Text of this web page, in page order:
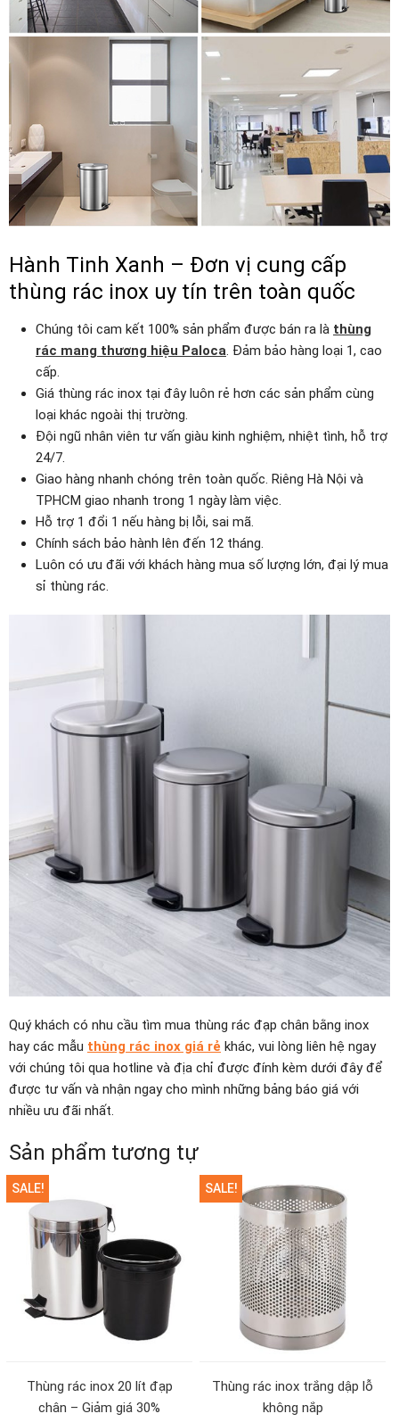
Hành Tinh Xanh – Đơn vị cung cấp
thùng rác inox uy tín trên toàn quốc
Chúng tôi cam kết 100% sản phẩm được bán ra là thùng
rác mang thương hiệu Paloca. Đảm bảo hàng loại 1, cao
cấp.
Giá thùng rác inox tại đây luôn rẻ hơn các sản phẩm cùng
loại khác ngoài thị trường.
Đội ngũ nhân viên tư vấn giàu kinh nghiệm, nhiệt tình, hỗ trợ
24/7.
Giao hàng nhanh chóng trên toàn quốc. Riêng Hà Nội và
TPHCM giao nhanh trong 1 ngày làm việc.
Hỗ trợ 1 đổi 1 nếu hàng bị lỗi, sai mã.
Chính sách bảo hành lên đến 12 tháng.
Luôn có ưu đãi với khách hàng mua số lượng lớn, đại lý mua
sỉ thùng rác.
Quý khách có nhu cầu tìm mua thùng rác đạp chân bằng inox
hay các mẫu thùng rác inox giá rẻ khác, vui lòng liên hệ ngay
với chúng tôi qua hotline và địa chỉ được đính kèm dưới đây để
được tư vấn và nhận ngay cho mình những bảng báo giá với
nhiều ưu đãi nhất.
Sản phẩm tương tự
SALE!
Thùng rác inox 20 lít đạp
chân – Giảm giá 30%
SALE!
Thùng rác inox trắng dập lỗ
không nắp